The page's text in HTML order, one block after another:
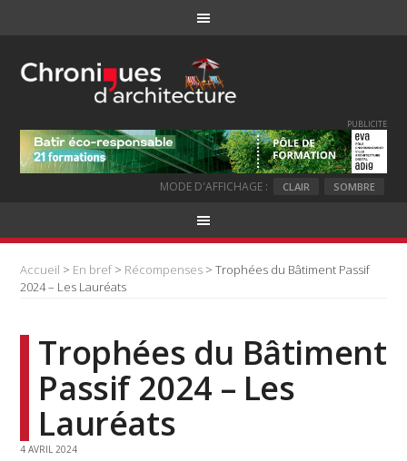
PUBLICITE
MODE D'AFFICHAGE : CLAIR SOMBRE
Accueil > En bref > Récompenses > Trophées du Bâtiment Passif
2024 – Les Lauréats
Trophées du Bâtiment
Passif 2024 – Les
Lauréats
4 AVRIL 2024